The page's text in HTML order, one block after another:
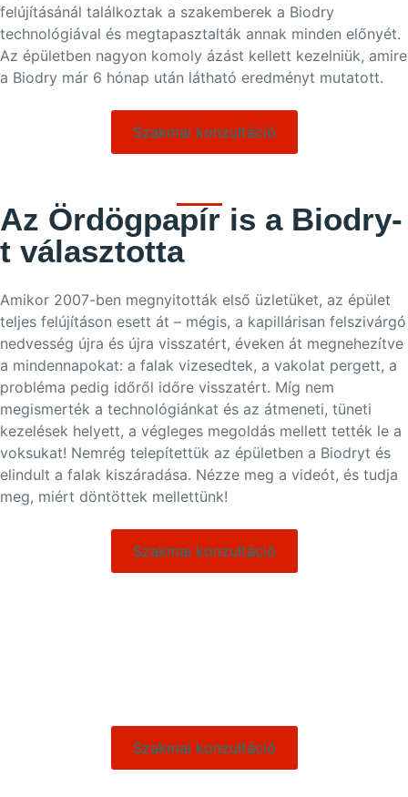
felújításánál találkoztak a szakemberek a Biodry
technológiával és megtapasztalták annak minden előnyét.
Az épületben nagyon komoly ázást kellett kezelniük, amire
a Biodry már 6 hónap után látható eredményt mutatott.
Szakmai konzultáció
Az Ördögpapír is a Biodry-
t választotta
Amikor 2007-ben megnyitották első üzletüket, az épület
teljes felújításon esett át – mégis, a kapillárisan felszivárgó
nedvesség újra és újra visszatért, éveken át megnehezítve
a mindennapokat: a falak vizesedtek, a vakolat pergett, a
probléma pedig időről időre visszatért. Míg nem
megismerték a technológiánkat és az átmeneti, tüneti
kezelések helyett, a végleges megoldás mellett tették le a
voksukat! Nemrég telepítettük az épületben a Biodryt és
elindult a falak kiszáradása. Nézze meg a videót, és tudja
meg, miért döntöttek mellettünk!
Szakmai konzultáció
Szakmai konzultáció